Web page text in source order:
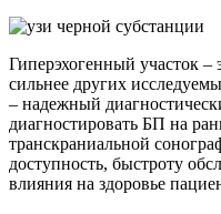
Гиперэхогенный участок –
сильнее других
– надежный
диагностировать БП на
транскраниальной
доступность, быстроту
влияния на здоровье